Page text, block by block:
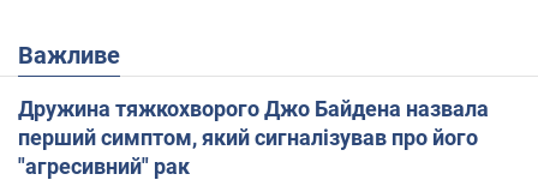
Важливе
Дружина тяжкохворого Джо Байдена назвала
перший симптом, який сигналізував про його
"агресивний" рак